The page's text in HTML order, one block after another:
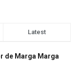
Latest
de Marga Marga